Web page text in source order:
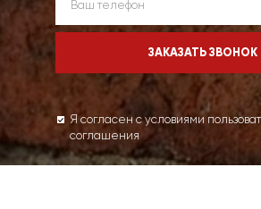
Я согласен с условиями
соглашения